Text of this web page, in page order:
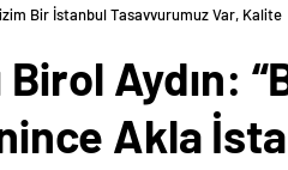
Bir İstanbul Tasavvurumuz Var, Kalite
Aydın:
Akla